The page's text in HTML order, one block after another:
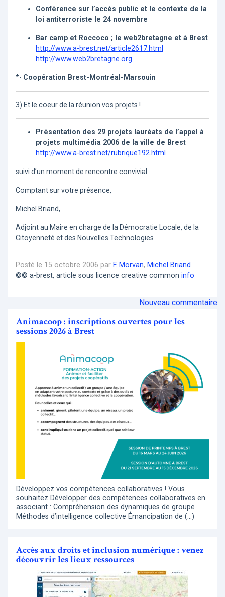
Conférence sur l’accés public et le contexte de la
loi antiterroriste le 24 novembre
Bar camp et Roccoco ; le web2bretagne et à Brest
http://www.a-brest.net/article2617.html
http://www.web2bretagne.org
*- Coopération Brest-Montréal-Marsouin
3) Et le coeur de la réunion vos projets !
Présentation des 29 projets lauréats de l’appel à
projets multimédia 2006 de la ville de Brest
http://www.a-brest.net/rubrique192.html
suivi d’un moment de rencontre convivial
Comptant sur votre présence,
Michel Briand,
Adjoint au Maire en charge de la Démocratie Locale, de la
Citoyenneté et des Nouvelles Technologies
Posté le 15 octobre 2006 par F. Morvan, Michel Briand
©© a-brest, article sous licence creative common info
Nouveau commentaire
Animacoop : inscriptions ouvertes pour les
sessions 2026 à Brest
Développez vos compétences collaboratives ! Vous
souhaitez Développer des compétences collaboratives en
associant : Compréhension des dynamiques de groupe
Méthodes d’intelligence collective Émancipation de (…)
Accès aux droits et inclusion numérique : venez
découvrir les lieux ressources